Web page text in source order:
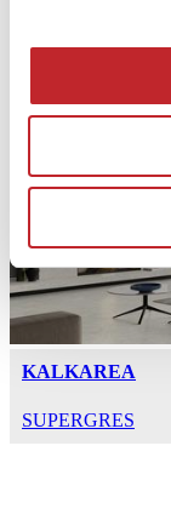
KALKAREA
SUPERGRES